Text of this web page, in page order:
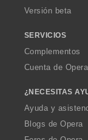
Versión beta
SERVICIOS
Complementos
Cuenta de Opera
¿NECESITAS
Ayuda y
Blogs de Opera